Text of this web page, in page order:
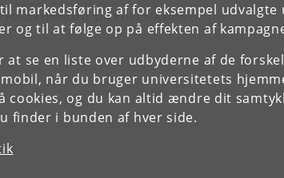
markedsføring af for eksempel
og til at følge op på effekten af
at se en liste over udbyderne af de
når du bruger universitetets
cookies, og du kan altid ændre dit
finder i bunden af hver side.
FORSKERPROFIL OG PUBLIKATIONER